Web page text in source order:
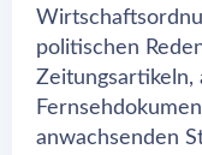
politischen
Zeitungsartikeln,
anwachsenden